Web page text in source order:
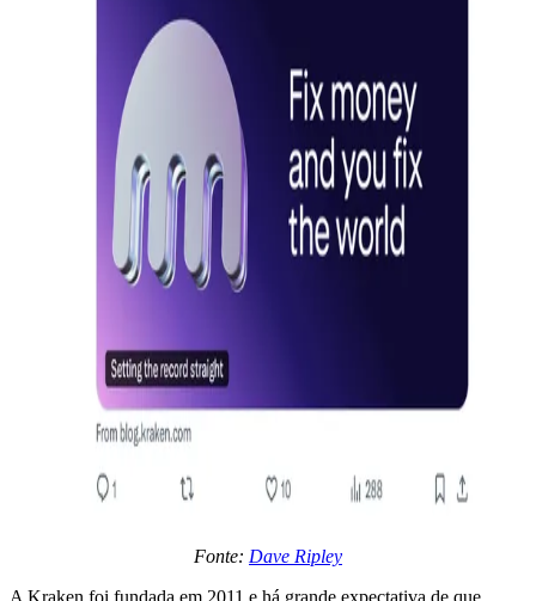
Fonte: Dave Ripley
A Kraken foi fundada em 2011 e há grande expectativa de que